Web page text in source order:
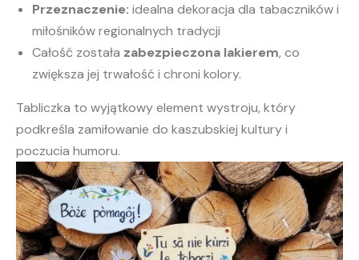
Przeznaczenie: idealna dekoracja dla tabaczników i
miłośników regionalnych tradycji
Całość została zabezpieczona lakierem, co
zwiększa jej trwałość i chroni kolory.
Tabliczka to wyjątkowy element wystroju, który
podkreśla zamiłowanie do kaszubskiej kultury i
poczucia humoru.